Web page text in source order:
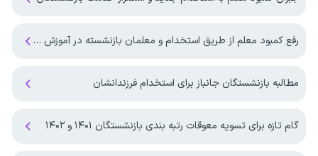
رفع کمبود معلم از طریق استخدام و معلمان بازنشسته در آموزش و پرورش
مطالبه بازنشستگان جانباز برای استخدام فرزندانشان
گام تازه برای تسویه معوقات رتبه بندی بازنشستگان ۱۴۰۱ و ۱۴۰۲